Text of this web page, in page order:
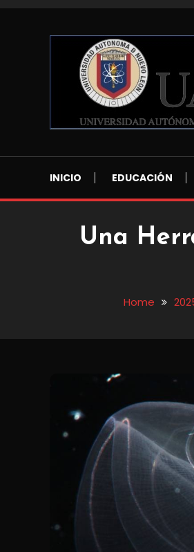
INICIO EDUCACIÓN
Una
Home